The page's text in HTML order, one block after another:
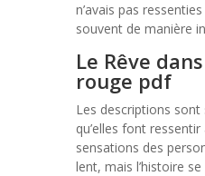
n’avais pas
souvent de manière
Le Rêve
rouge pdf
Les descriptions sont
qu’elles font
sensations des
lent, mais l’histoire